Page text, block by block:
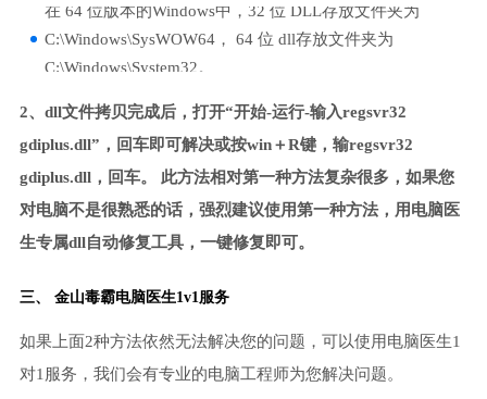
在 64 位版本的Windows中，32 位 DLL存放文件夹为
C:\Windows\SysWOW64， 64 位 dll存放文件夹为
C:\Windows\System32。
2、dll文件拷贝完成后，打开“开始-运行-输入regsvr32
gdiplus.dll”，回车即可解决或按win＋R键，输regsvr32
gdiplus.dll，回车。 此方法相对第一种方法复杂很多，如果您
对电脑不是很熟悉的话，强烈建议使用第一种方法，用电脑医
生专属dll自动修复工具，一键修复即可。
三、 金山毒霸电脑医生1v1服务
如果上面2种方法依然无法解决您的问题，可以使用电脑医生1
对1服务，我们会有专业的电脑工程师为您解决问题。